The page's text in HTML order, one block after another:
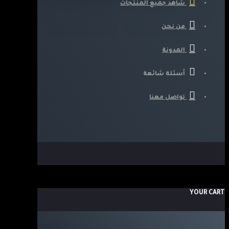
شاهد جميع المنتجات
من نحن
المدونة
أسئلة شائعة
تواصل معنا
YOUR CART